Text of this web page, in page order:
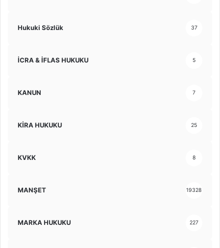
Hukuki Sözlük 37
İCRA & İFLAS HUKUKU 5
KANUN 7
KİRA HUKUKU 25
KVKK 8
MANŞET 19328
MARKA HUKUKU 227